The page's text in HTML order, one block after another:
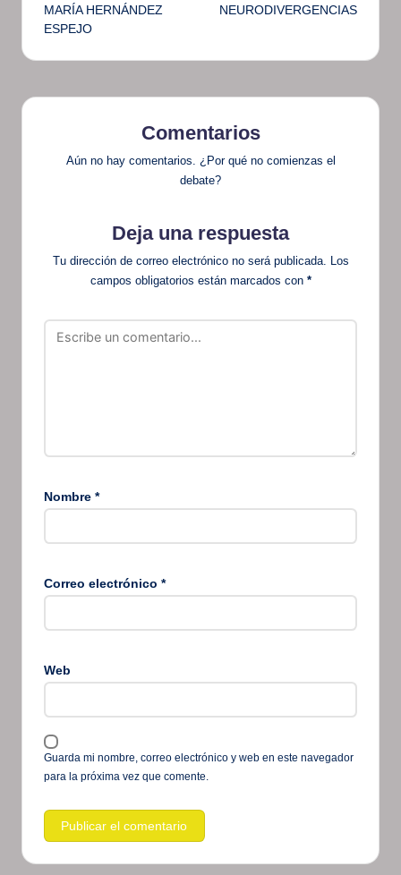
MARÍA HERNÁNDEZ
ESPEJO
NEURODIVERGENCIAS
Comentarios
Aún no hay comentarios. ¿Por qué no comienzas el
debate?
Deja una respuesta
Tu dirección de correo electrónico no será publicada.
Los
campos obligatorios están marcados con *
Nombre *
Correo electrónico *
Web
Guarda mi nombre, correo electrónico y web en este navegador
para la próxima vez que comente.